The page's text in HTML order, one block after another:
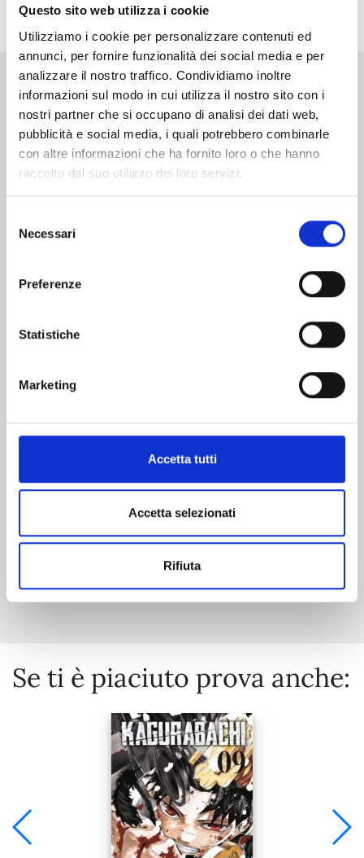
Questo sito web utilizza i cookie
Utilizziamo i cookie per personalizzare contenuti ed
annunci, per fornire funzionalità dei social media e per
analizzare il nostro traffico. Condividiamo inoltre
informazioni sul modo in cui utilizza il nostro sito con i
nostri partner che si occupano di analisi dei dati web,
pubblicità e social media, i quali potrebbero combinarle
con altre informazioni che ha fornito loro o che hanno
raccolto dal suo utilizzo dei loro servizi.
delNecessari
Preferenze
Statistiche
Marketing
Accetta tutti
Accetta selezionati
Rifiuta
dell’assassino più famoso della storia?
Altri volumi della serie
RECORD OF RAGNAROK - LO STRANO CASO DI
27/10/2026
€ 6,90
Mostra tutto
Se ti è piaciuto prova anche: